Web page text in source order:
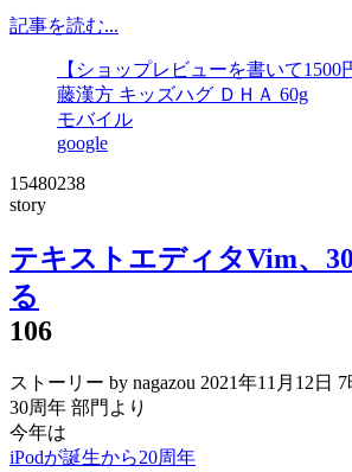
記事を読む...
【ショップレビューを書いて
藤漢方 キッズハグ ＤＨＡ 60g
モバイル
google
15480238
story
テキストエディタVim、
る
106
ストーリー by nagazou 2021年11月12日
30周年 部門より
今年は
iPodが誕生から20周年